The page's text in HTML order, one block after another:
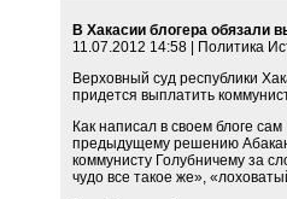
В Хакасии блогера обязали
11.07.2012 14:58 | Политика
Верховный суд республики
придется выплатить
Как написал в своем блоге
предыдущему решению
коммунисту Голубничему за
чудо все такое же»,